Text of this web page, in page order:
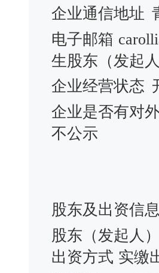
企业通信地址
电子邮箱
生股东（发起
企业经营状态
企业是否有对
不公示
股东及出资信息
股东（发起人）
出资方式 实缴